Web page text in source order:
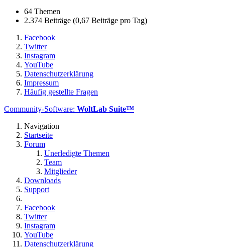
64 Themen
2.374 Beiträge (0,67 Beiträge pro Tag)
Facebook
Twitter
Instagram
YouTube
Datenschutzerklärung
Impressum
Häufig gestellte Fragen
Community-Software: WoltLab Suite™
Navigation
Startseite
Forum
Unerledigte Themen
Team
Mitglieder
Downloads
Support
Facebook
Twitter
Instagram
YouTube
Datenschutzerklärung